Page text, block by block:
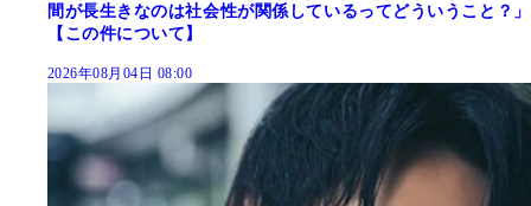
間が長生きなのは社会性が関係しているってどういうこと？」
【この件について】
2026年08月04日 08:00